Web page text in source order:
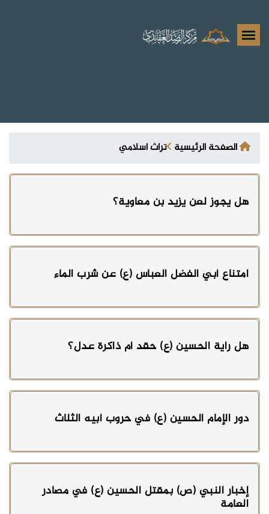
الصفحة الرئيسية تراث اسلامي
هل يجوز لعن يزيد بن معاوية؟
امتناع أبي الفضل العباس (ع) عن شرب الماء
هل راية الحسين (ع) حقد أم ذاكرة عدل؟
دور الإمام الحسين (ع) في حروب أبيه الثلاث
إخبار النبي (ص) بمقتل الحسين (ع) في مصادر
العامة